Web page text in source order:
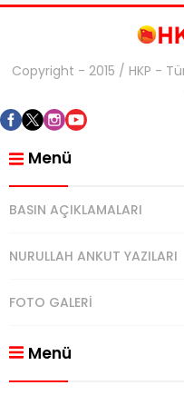
Copyright - 2015 / HKP -
Menü
BASIN AÇIKLAMALARI
NURULLAH ANKUT YAZILARI
FOTO GALERİ
Menü